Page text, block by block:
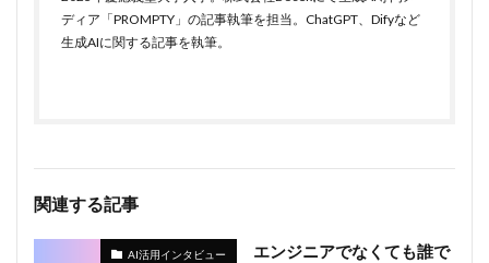
ディア「PROMPTY」の記事執筆を担当。ChatGPT、Difyなど
生成AIに関する記事を執筆。
関連する記事
AI活用インタビュー
エンジニアでなくても誰で